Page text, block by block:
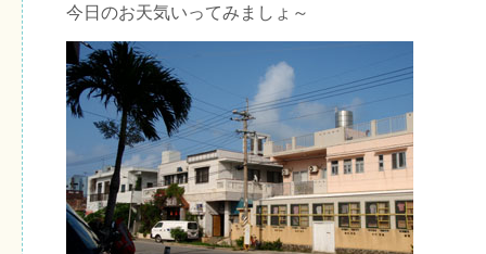
今日のお天気いってみましょ～